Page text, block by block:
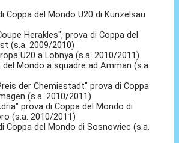
Coppa del Mondo U20 di Künzelsau
Herakles", prova di Coppa del
(s.a. 2009/2010)
U20 a Lobnya (s.a. 2010/2011)
Mondo a squadre ad Amman (s.a.
der Chemiestadt" prova di Coppa
(s.a. 2010/2011)
prova di Coppa del Mondo di
(s.a. 2010/2011)
Coppa del Mondo di Sosnowiec (s.a.